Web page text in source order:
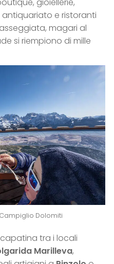
gioiellerie,
antiquariato e ristoranti
magari al
si riempiono di mille
Dolomiti
tra i locali
Marilleva,